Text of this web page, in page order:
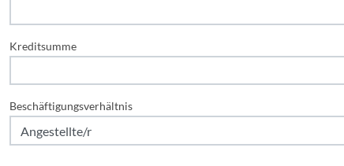
Kreditsumme
Beschäftigungsverhältnis